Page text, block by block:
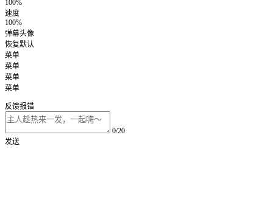
100%
速度
100%
弹幕头像
恢复默认
菜单
菜单
菜单
菜单
反馈报错
0/20
发送